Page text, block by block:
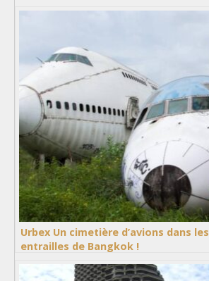
Urbex Un cimetière d’avions dans les
entrailles de Bangkok !